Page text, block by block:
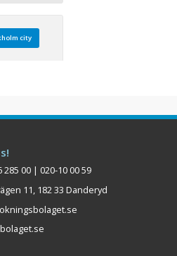
city
00 | 020-10 00 59
11, 182 33 Danderyd